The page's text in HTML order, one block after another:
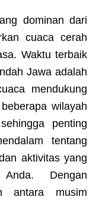
dominan dari
cuaca cerah
Waktu terbaik
Jawa adalah
mendukung
wilayah
penting
tentang
aktivitas yang
Dengan
antara musim